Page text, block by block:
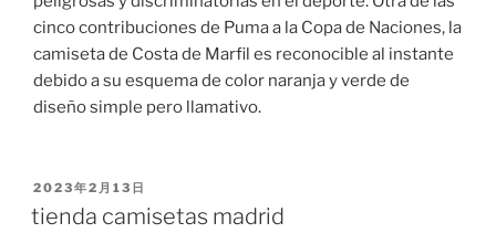
cinco contribuciones de Puma a la Copa de Naciones, la
camiseta de Costa de Marfil es reconocible al instante
debido a su esquema de color naranja y verde de
diseño simple pero llamativo.
PUBLICADO
EL
2023年2月13日
tienda camisetas madrid